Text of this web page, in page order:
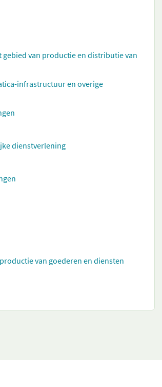
van productie en distributie van
infrastructuur en overige
dienstverlening
van goederen en diensten